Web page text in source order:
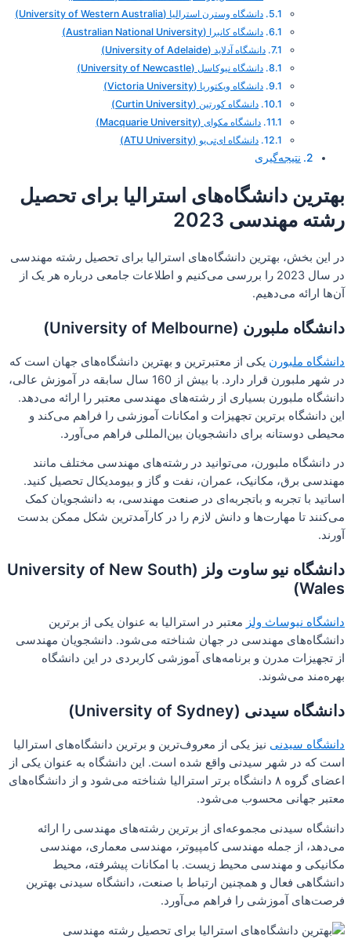
دانشگاه وسترن استرالیا (University of Western Australia)
دانشگاه کانبرا (Australian National University)
دانشگاه آدلاید (University of Adelaide)
دانشگاه نیوکاسل (University of Newcastle)
دانشگاه ویکتوریا (Victoria University)
دانشگاه کورتین (Curtin University)
دانشگاه مکوای (Macquarie University)
دانشگاه ای‌تی‌یو (ATU University)
نتیجه‌گیری
بهترین دانشگاه‌های استرالیا برای تحصیل
رشته مهندسی 2023
در این بخش، بهترین دانشگاه‌های استرالیا برای تحصیل رشته مهندسی
در سال 2023 را بررسی می‌کنیم و اطلاعات جامعی درباره هر یک از
آن‌ها ارائه می‌دهیم.
دانشگاه ملبورن (University of Melbourne)
دانشگاه ملبورن یکی از معتبرترین و بهترین دانشگاه‌های جهان است که
در شهر ملبورن قرار دارد. با بیش از 160 سال سابقه در آموزش عالی،
دانشگاه ملبورن بسیاری از رشته‌های مهندسی معتبر را ارائه می‌دهد.
این دانشگاه برترین تجهیزات و امکانات آموزشی را فراهم می‌کند و
محیطی دوستانه برای دانشجویان بین‌المللی فراهم می‌آورد.
در دانشگاه ملبورن، می‌توانید در رشته‌های مهندسی مختلف مانند
مهندسی برق، مکانیک، عمران، نفت و گاز و بیومدیکال تحصیل کنید.
اساتید با تجربه و باتجربه‌ای در صنعت مهندسی، به دانشجویان کمک
می‌کنند تا مهارت‌ها و دانش لازم را در کارآمدترین شکل ممکن بدست
آورند.
دانشگاه نیو ساوت ولز (University of New South
Wales)
دانشگاه نیوساث ولز معتبر در استرالیا به عنوان یکی از برترین
دانشگاه‌های مهندسی در جهان شناخته می‌شود. دانشجویان مهندسی
از تجهیزات مدرن و برنامه‌های آموزشی کاربردی در این دانشگاه
بهره‌مند می‌شوند.
دانشگاه سیدنی (University of Sydney)
دانشگاه سیدنی نیز یکی از معروف‌ترین و برترین دانشگاه‌های استرالیا
است که در شهر سیدنی واقع شده است. این دانشگاه به عنوان یکی از
اعضای گروه ۸ دانشگاه برتر استرالیا شناخته می‌شود و از دانشگاه‌های
معتبر جهانی محسوب می‌شود.
دانشگاه سیدنی مجموعه‌ای از برترین رشته‌های مهندسی را ارائه
می‌دهد، از جمله مهندسی کامپیوتر، مهندسی معماری، مهندسی
مکانیکی و مهندسی محیط زیست. با امکانات پیشرفته، محیط
دانشگاهی فعال و همچنین ارتباط با صنعت، دانشگاه سیدنی بهترین
فرصت‌های آموزشی را فراهم می‌آورد.